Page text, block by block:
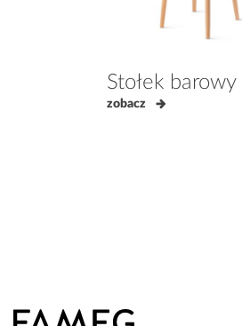
Stołek barowy
zobacz